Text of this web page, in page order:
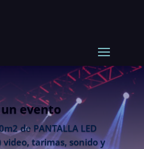
evento
de PANTALLA LED
tarimas, sonido y